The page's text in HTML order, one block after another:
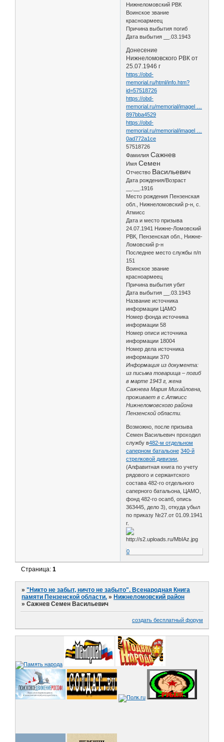
Нижнеломовский РВК
Воинское звание
красноармеец
Причина выбытия погиб
Дата выбытия __.03.1943
Донесение
Нижнеломовского РВК от
25.07.1946 г
https://obd-
memorial.ru/html/info.htm?
id=57518726
https://obd-
memorial.ru/memorial/imagel …
897bba4529
https://obd-
memorial.ru/memorial/imagel …
0ad772a1ce
57518726
ФамилияСажнев
ИмяСемен
Отчество Васильевич
Дата рождения/Возраст
__.__.1916
Место рождения Пензенская
обл., Нижнеломовский р-н, с.
Атмисс
Дата и место призыва
24.07.1941 Нижне-Ломовский
РВК, Пензенская обл., Нижне-
Ломовский р-н
Последнее место службы п/п
151
Воинское звание
красноармеец
Причина выбытия убит
Дата выбытия __.03.1943
Название источника
информации ЦАМО
Номер фонда источника
информации 58
Номер описи источника
информации 18004
Номер дела источника
информации 370
Информация из документа:
из письма товарища – погиб
в марте 1943 г, жена
Сажнева Мария Михайловна,
проживает в с.Атмисс
Нижнеломовского района
Пензенской области.
Возможно, после призыва
Семен Васильевич проходил
службу в482-м отдельном
саперном батальоне 340-й
стрелковой дивизии
(Алфавитная книга по учету
рядового и сержантского
состава 482-го отдельного
саперного батальона, ЦАМО,
фонд 482-го осапб, опись
363445, дело 3), откуда убыл
по приказу №27.от 01.09.1941
г.
0
Страница:1
»"Никто не забыт, ничто не забыто". Всенародная Книга
памяти Пензенской области. » Нижнеломовский район
»Сажнев Семен Васильевич
создать бесплатный форум